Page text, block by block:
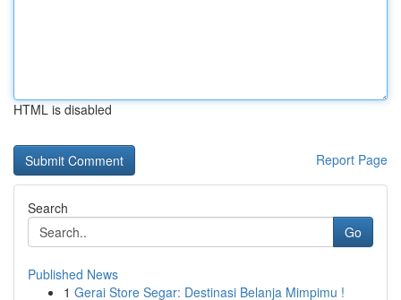
HTML is disabled
Report Page
Search
Go
Published News
1 Gerai Store Segar: Destinasi Belanja Mimpimu !